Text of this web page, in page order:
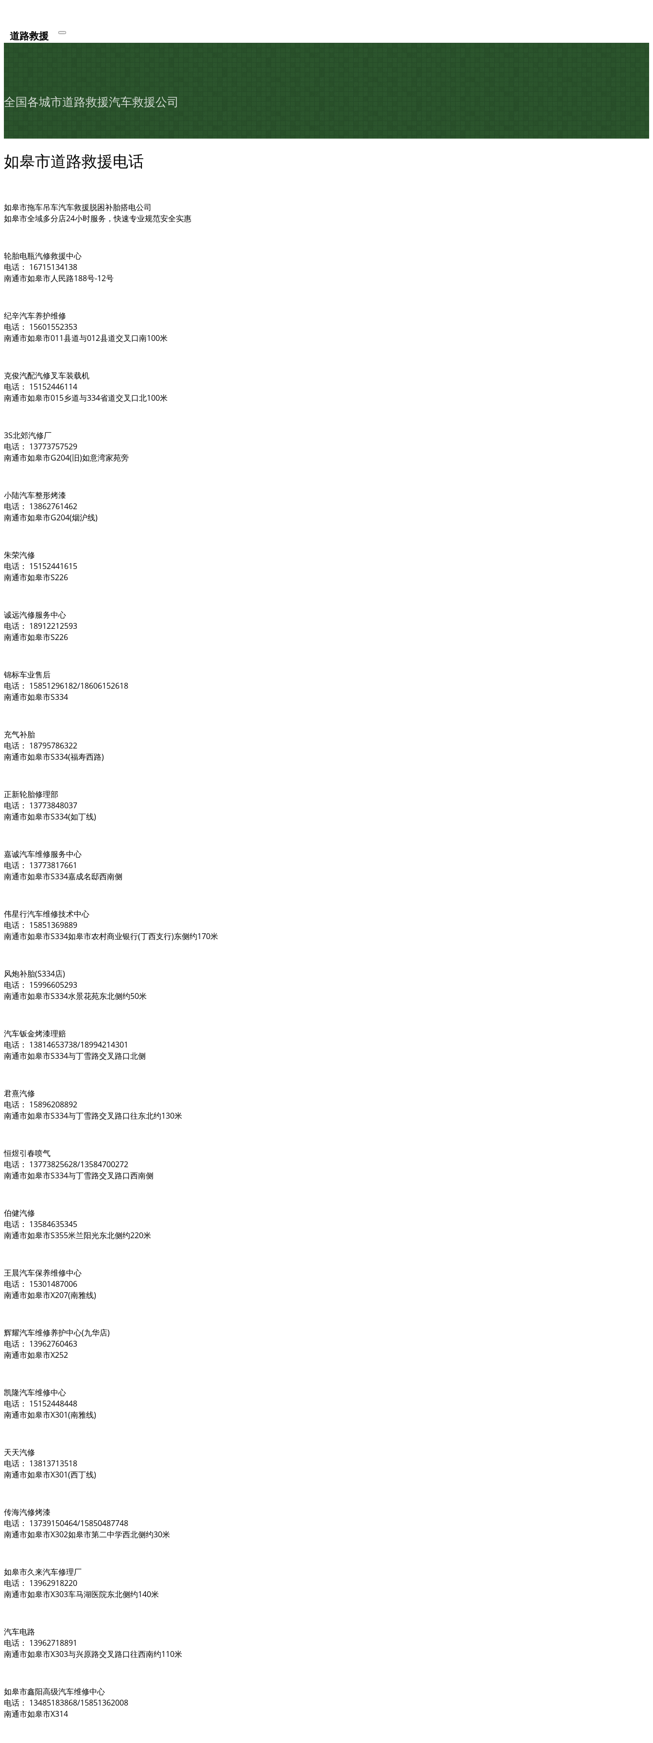
道路救援
全国各城市道路救援汽车救援公司
如皋市道路救援电话
如皋市拖车吊车汽车救援脱困补胎搭电公司
如皋市全域多分店24小时服务，快速专业规范安全实惠
轮胎电瓶汽修救援中心
电话： 16715134138
南通市如皋市人民路188号-12号
纪辛汽车养护维修
电话： 15601552353
南通市如皋市011县道与012县道交叉口南100米
克俊汽配汽修叉车装载机
电话： 15152446114
南通市如皋市015乡道与334省道交叉口北100米
3S北郊汽修厂
电话： 13773757529
南通市如皋市G204(旧)如意湾家苑旁
小陆汽车整形烤漆
电话： 13862761462
南通市如皋市G204(烟沪线)
朱荣汽修
电话： 15152441615
南通市如皋市S226
诚远汽修服务中心
电话： 18912212593
南通市如皋市S226
锦标车业售后
电话： 15851296182/18606152618
南通市如皋市S334
充气补胎
电话： 18795786322
南通市如皋市S334(福寿西路)
正新轮胎修理部
电话： 13773848037
南通市如皋市S334(如丁线)
嘉诚汽车维修服务中心
电话： 13773817661
南通市如皋市S334嘉成名邸西南侧
伟星行汽车维修技术中心
电话： 15851369889
南通市如皋市S334如皋市农村商业银行(丁西支行)东侧约170米
风炮补胎(S334店)
电话： 15996605293
南通市如皋市S334水景花苑东北侧约50米
汽车钣金烤漆理赔
电话： 13814653738/18994214301
南通市如皋市S334与丁雪路交叉路口北侧
君熹汽修
电话： 15896208892
南通市如皋市S334与丁雪路交叉路口往东北约130米
恒煜引春喷气
电话： 13773825628/13584700272
南通市如皋市S334与丁雪路交叉路口西南侧
伯健汽修
电话： 13584635345
南通市如皋市S355米兰阳光东北侧约220米
王晨汽车保养维修中心
电话： 15301487006
南通市如皋市X207(南雅线)
辉耀汽车维修养护中心(九华店)
电话： 13962760463
南通市如皋市X252
凯隆汽车维修中心
电话： 15152448448
南通市如皋市X301(南雅线)
天天汽修
电话： 13813713518
南通市如皋市X301(西丁线)
传海汽修烤漆
电话： 13739150464/15850487748
南通市如皋市X302如皋市第二中学西北侧约30米
如皋市久来汽车修理厂
电话： 13962918220
南通市如皋市X303车马湖医院东北侧约140米
汽车电路
电话： 13962718891
南通市如皋市X303与兴原路交叉路口往西南约110米
如皋市鑫阳高级汽车维修中心
电话： 13485183868/15851362008
南通市如皋市X314